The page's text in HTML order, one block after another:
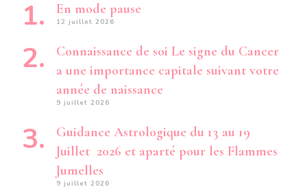
En mode pause
12 juillet 2026
Connaissance de soi Le signe du Cancer
a une importance capitale suivant votre
année de naissance
9 juillet 2026
Guidance Astrologique du 13 au 19
Juillet 2026 et aparté pour les Flammes
Jumelles
9 juillet 2026